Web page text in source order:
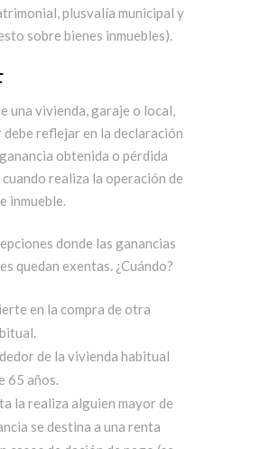
plusvalía municipal y
sobre bienes inmuebles).
una vivienda, garaje o local,
debe reflejar en la declaración
obtenida o pérdida
realiza la operación de
inmueble.
donde las ganancias
quedan exentas. ¿Cuándo?
en la compra de otra
de la vivienda habitual
65 años.
la realiza alguien mayor de
se destina a una renta